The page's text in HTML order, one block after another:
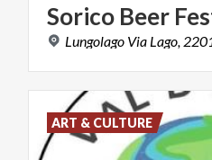
Sorico Beer
Lungolago Via Lago,
ART & CULTURE